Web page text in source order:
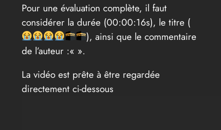
Pour une évaluation complète, il faut
considérer la durée (00:00:16s), le titre (
), ainsi que le commentaire
de l’auteur :« ».
La vidéo est prête à être regardée
directement ci-dessous